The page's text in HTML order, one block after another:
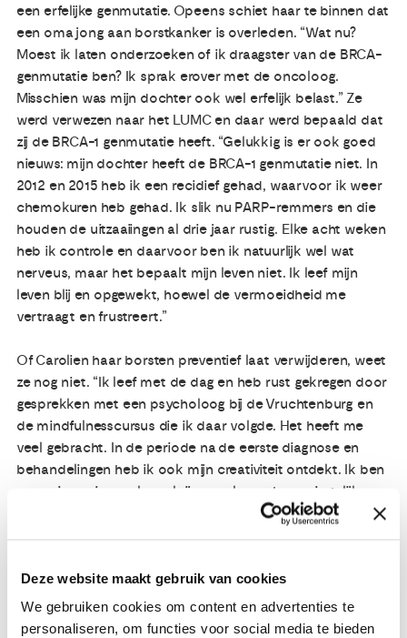
Deze website maakt gebruik van cookies
We gebruiken cookies om content en advertenties te
personaliseren, om functies voor social media te bieden
een erfelijke genmutatie. Opeens schiet haar te binnen dat
een oma jong aan borstkanker is overleden. “Wat nu?
Moest ik laten onderzoeken of ik draagster van de BRCA-
genmutatie ben? Ik sprak erover met de oncoloog.
Misschien was mijn dochter ook wel erfelijk belast.” Ze
werd verwezen naar het LUMC en daar werd bepaald dat
zij de BRCA-1 genmutatie heeft. “Gelukkig is er ook goed
nieuws: mijn dochter heeft de BRCA-1 genmutatie niet. In
2012 en 2015 heb ik een recidief gehad, waarvoor ik weer
chemokuren heb gehad. Ik slik nu PARP-remmers en die
houden de uitzaaiingen al drie jaar rustig. Elke acht weken
heb ik controle en daarvoor ben ik natuurlijk wel wat
nerveus, maar het bepaalt mijn leven niet. Ik leef mijn
leven blij en opgewekt, hoewel de vermoeidheid me
vertraagt en frustreert.”
Of Carolien haar borsten preventief laat verwijderen, weet
ze nog niet. “Ik leef met de dag en heb rust gekregen door
gesprekken met een psycholoog bij de Vruchtenburg en
de mindfulnesscursus die ik daar volgde. Het heeft me
veel gebracht. In de periode na de eerste diagnose en
behandelingen heb ik ook mijn creativiteit ontdekt. Ik ben
gaan zingen in een koor, krijg zangles en ben ruimtelijke
vormgeving aan de Kunstacademie gaan volgen. Ondanks
Carolien heeft haar verhaal verteld in juli 2018. Er kunnen
ondertussen veranderingen in haar gezondheid zijn